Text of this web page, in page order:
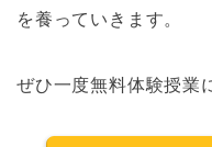
を養っていきます。
ぜひ一度無料体験授業